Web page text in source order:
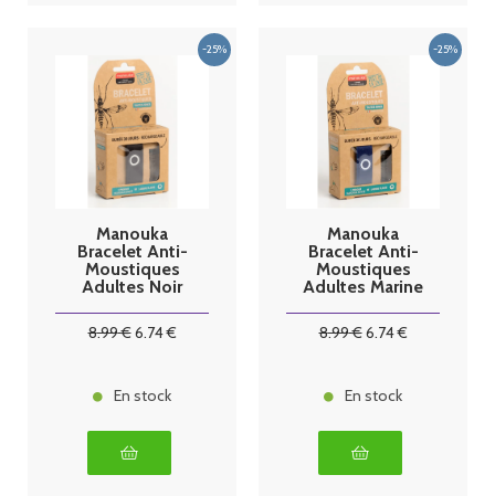
Manouka
Bracelet Anti-
Moustiques
Adultes Noir
8.99€6.74€
En stock
Manouka
Bracelet Anti-
Moustiques
Adultes Marine
8.99€6.74€
En stock